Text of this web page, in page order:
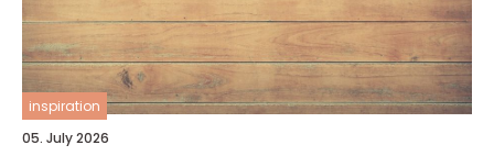
inspiration
05. July 2026